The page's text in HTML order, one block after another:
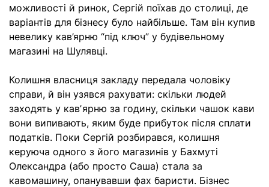
можливості й ринок, Сергій поїхав до столиці, де
варіантів для бізнесу було найбільше. Там він купив
невелику кав’ярню “під ключ” у будівельному
магазині на Шулявці.
Колишня власниця закладу передала чоловіку
справи, й він узявся рахувати: скільки людей
заходять у кавʼярню за годину, скільки чашок кави
вони випивають, яким буде прибуток після сплати
податків. Поки Сергій розбирався, колишня
керуюча одного з його магазинів у Бахмуті
Олександра (або просто Саша) стала за
кавомашину, опанувавши фах баристи. Бізнес